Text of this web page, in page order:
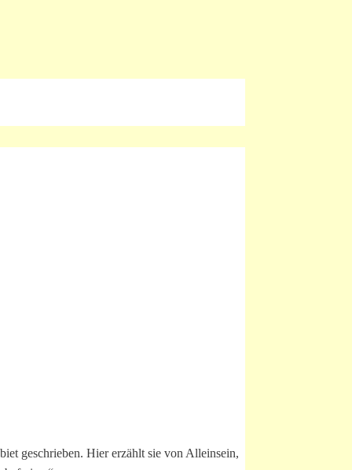
geschrieben. Hier erzählt sie von Alleinsein,